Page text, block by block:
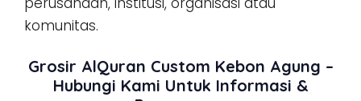
komunitas.
Grosir AlQuran Custom Kebon Agung –
Hubungi Kami Untuk Informasi &